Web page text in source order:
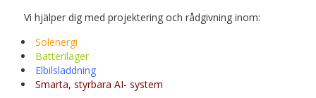
Vi hjälper dig med projektering och rådgivning inom:
Solenergi
Batterilager
Elbilsladdning
Smarta, styrbara AI- system